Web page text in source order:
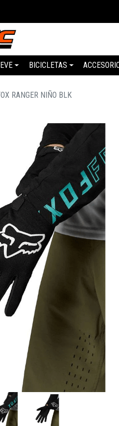
BICICLETAS
RANGER NIÑO BLK